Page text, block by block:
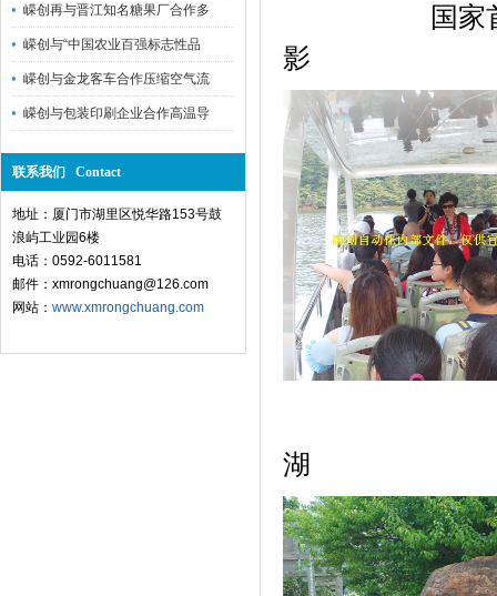
嵘创再与晋江知名糖果厂合作多
嵘创与“中国农业百强标志性品
嵘创与金龙客车合作压缩空气流
嵘创与包装印刷企业合作高温导
联系我们 Contact
地址：厦门市湖里区悦华路153号鼓
浪屿工业园6楼
电话：0592-6011581
邮件：xmrongchuang@126.com
网站： www.xmrongchuang.com
国家
影 游览冠
湖 下